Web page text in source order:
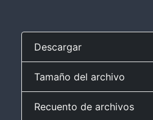
Descargar
Tamaño del archivo
Recuento de archivos